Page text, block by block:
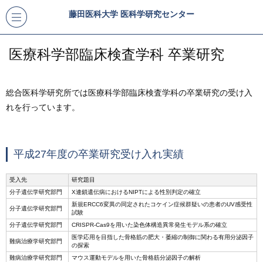
藤田医科大学 医科学研究センター
医療科学部臨床検査学科 卒業研究
総合医科学研究所では医療科学部臨床検査学科の卒業研究の受け入
れを行っています。
平成27年度の卒業研究受け入れ実績
受入先
研究題目
分子遺伝学研究部門
X連鎖遺伝病におけるNIPTによる性別判定の確立
分子遺伝学研究部門
新規ERCC6変異の同定されたコケイン症候群疑いの患者のUV感受性
試験
分子遺伝学研究部門
CRISPR-Cas9を用いた染色体構造異常発生モデル系の確立
難病治療学研究部門
医学応用を目指した骨格筋の肥大・萎縮の制御に関わる有用分泌因子
の探索
難病治療学研究部門
マウス運動モデルを用いた骨格筋分泌因子の解析